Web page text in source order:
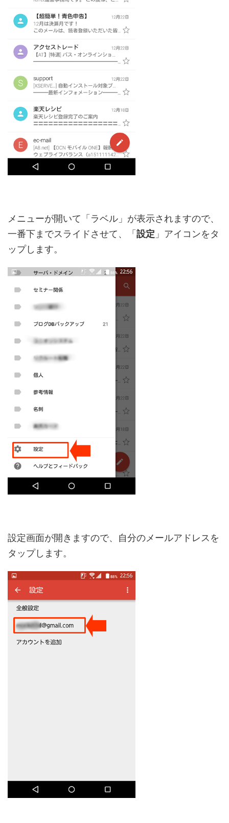
メニューが開いて「ラベル」が表示されますので、
一番下までスライドさせて、「 設定 」アイコンをタ
ップします。
設定画面が開きますので、自分のメールアドレスを
タップします。